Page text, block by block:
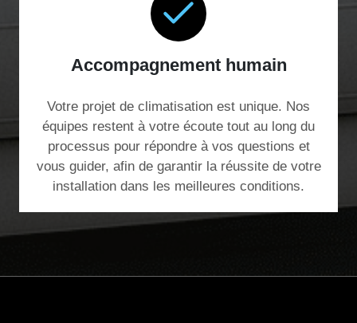
Accompagnement humain
Votre projet de climatisation est unique. Nos
équipes restent à votre écoute tout au long du
processus pour répondre à vos questions et
vous guider, afin de garantir la réussite de votre
installation dans les meilleures conditions.